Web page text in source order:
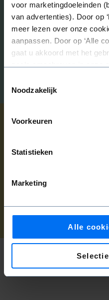
voor marketingdoeleinden
van advertenties). Door op
meer lezen over onze
aanpassen. Door op ‘Alle
gaat u akkoord met het
Noodzakelijk
Voorkeuren
Statistieken
Marketing
Alle
Programme
Customer service: